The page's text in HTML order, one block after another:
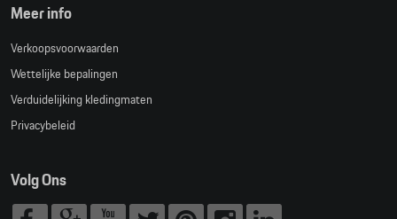
Meer info
Verkoopsvoorwaarden
Wettelijke bepalingen
Verduidelijking kledingmaten
Privacybeleid
Volg Ons